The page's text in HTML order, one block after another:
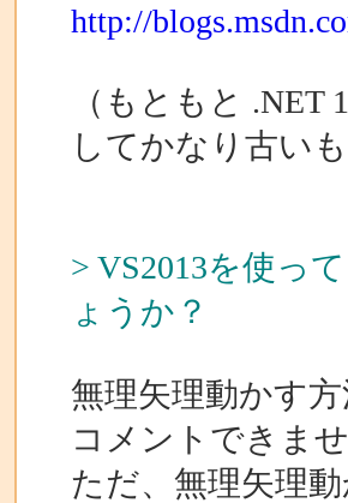
http://
（もともと
してかなり古い
> VS2013を使っ
ょうか？
無理矢理動かす
コメントできませ
ただ、無理矢理